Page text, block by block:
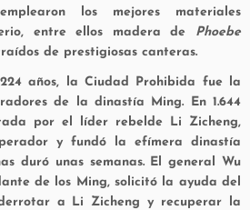
los mejores materiales
entre ellos madera de Phoebe
de prestigiosas canteras.
años, la Ciudad Prohibida fue la
de la dinastía Ming. En 1.644
por el líder rebelde Li Zicheng,
y fundó la efímera dinastía
duró unas semanas. El general Wu
de los Ming, solicitó la ayuda del
a Li Zicheng y recuperar la